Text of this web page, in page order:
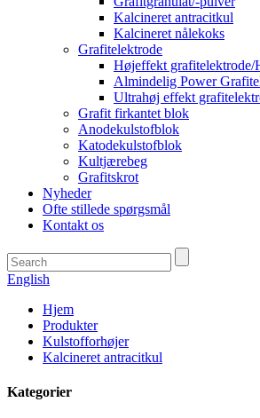
Kalcineret antracitkul
Kalcineret nålekoks
Grafitelektrode
Højeffekt grafitelektrode/
Almindelig Power
Ultrahøj effekt
Grafit firkantet blok
Anodekulstofblok
Katodekulstofblok
Kultjærebeg
Grafitskrot
Nyheder
Ofte stillede spørgsmål
Kontakt os
English
Hjem
Produkter
Kulstofforhøjer
Kalcineret antracitkul
Kategorier